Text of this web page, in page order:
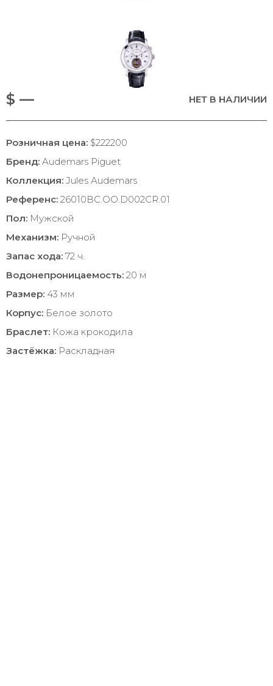
$ — НЕТ В НАЛИЧИИ
Розничная цена: $222200
Бренд: Audemars Piguet
Коллекция: Jules Audemars
Референс: 26010BC.OO.D002CR.01
Пол: Мужской
Механизм: Ручной
Запас хода: 72 ч.
Водонепроницаемость: 20 м
Размер: 43 мм
Корпус: Белое золото
Браслет: Кожа крокодила
Застёжка: Раскладная